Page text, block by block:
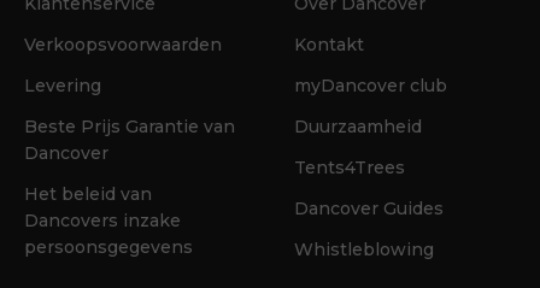
Verkoopsvoorwaarden
Levering
Beste Prijs Garantie van
Dancover
Het beleid van
Dancovers inzake
persoonsgegevens
Kontakt
myDancover club
Duurzaamheid
Tents4Trees
Dancover Guides
Whistleblowing